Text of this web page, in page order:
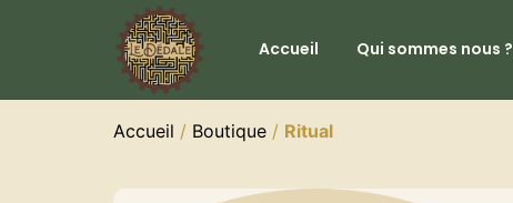
Accueil Qui sommes nous ?
Accueil / Boutique / Ritual